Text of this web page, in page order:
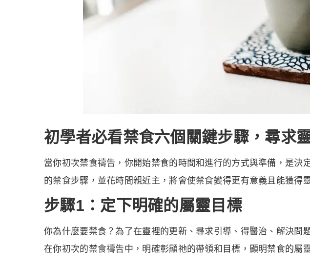
初學者必看禁食六個關鍵步驟，尋求
當你初次禁食禱告，你開始禁食的時間和進行的方式與準備，是決
的禁食步驟，並花時間親近主，將會使禁食變得更有意義且能獲得
步驟1：定下明確的屬靈目標
你為什麼要禁食？為了在靈裡的更新、尋求引導、得醫治、解決問
在你初次的禁食禱告中，明確彰顯祂的帶領和目標，顯明禁食的屬